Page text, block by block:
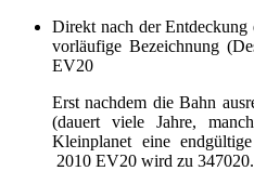
Direkt nach der
vorläufige Bezeichnung
EV20
Erst nachdem die Bahn
(dauert viele Jahre,
Kleinplanet eine
2010 EV20 wird zu 347020.